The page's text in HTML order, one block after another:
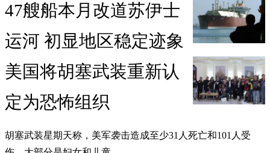
47艘船本月改道苏伊士
运河 初显地区稳定迹象
美国将胡塞武装重新认
定为恐怖组织
胡塞武装星期天称，美军袭击造成至少31人死亡和101人受